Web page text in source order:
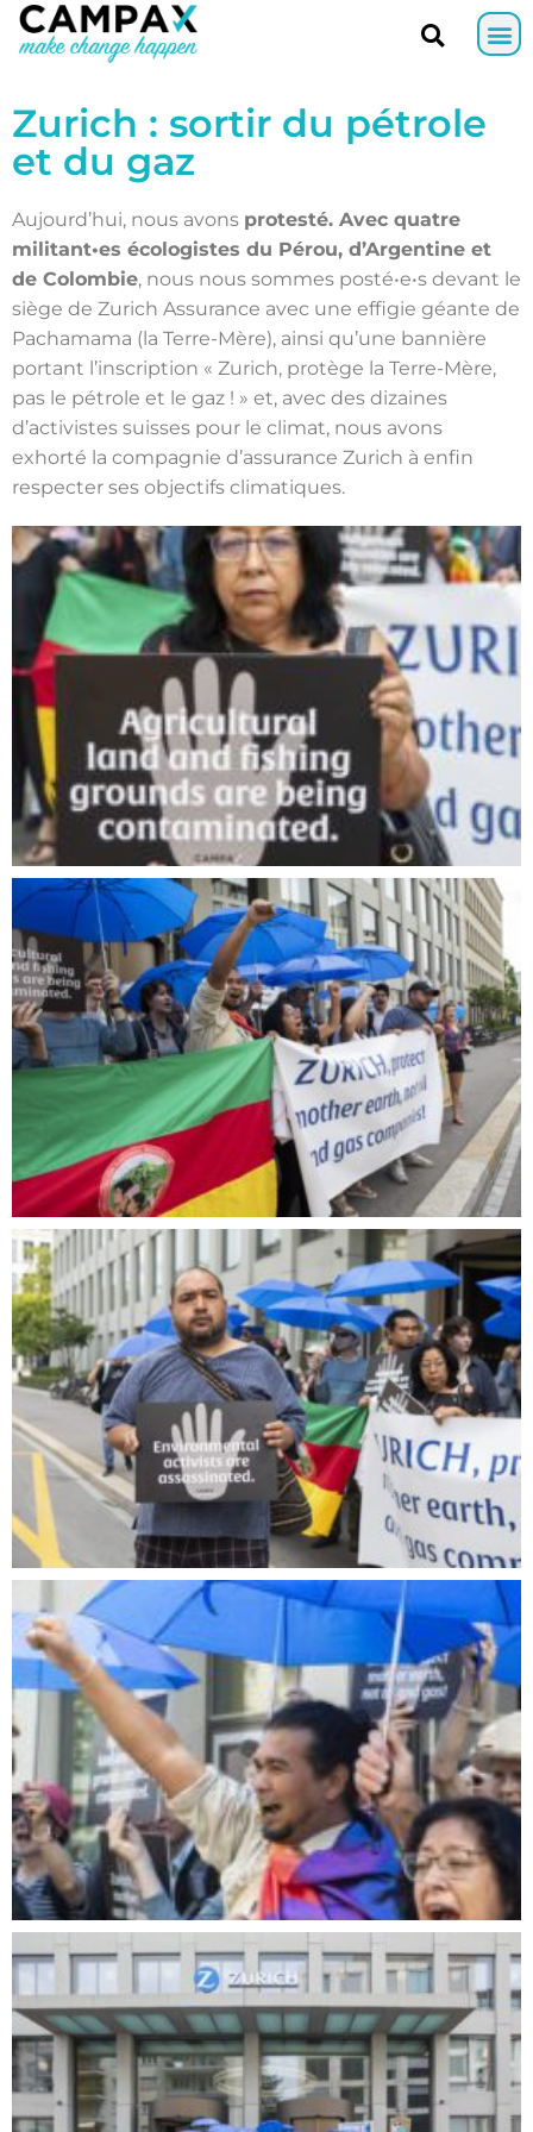
Zurich : sortir du pétrole
et du gaz
Aujourd’hui, nous avons protesté. Avec quatre
militant•es écologistes du Pérou, d’Argentine et
de Colombie, nous nous sommes posté•e•s devant le
siège de Zurich Assurance avec une effigie géante de
Pachamama (la Terre-Mère), ainsi qu’une bannière
portant l’inscription « Zurich, protège la Terre-Mère,
pas le pétrole et le gaz ! » et, avec des dizaines
d’activistes suisses pour le climat, nous avons
exhorté la compagnie d’assurance Zurich à enfin
respecter ses objectifs climatiques.